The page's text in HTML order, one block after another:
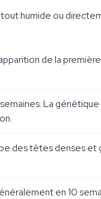
humide ou
de la
La
des têtes denses
en 10